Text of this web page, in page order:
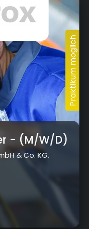
- (M/W/D)
& Co. KG.